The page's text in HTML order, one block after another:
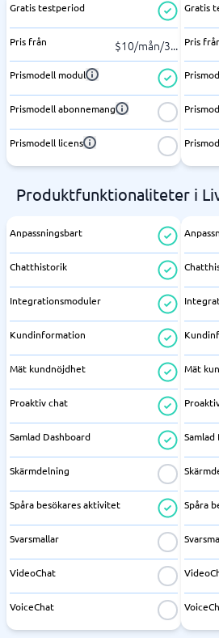
Gratis testperiod
Pris från $10/mån/3...
Prismodell modul
Prismodell abonnemang
Prismodell licens
Gratis
Pris
Produktfunktionaliteter i
Anpassningsbart
Chatthistorik
Integrationsmoduler
Kundinformation
Mät kundnöjdhet
Proaktiv chat
Samlad Dashboard
Skärmdelning
Spåra besökares aktivitet
Svarsmallar
VideoChat
VoiceChat
Mät
Samlad
Spåra